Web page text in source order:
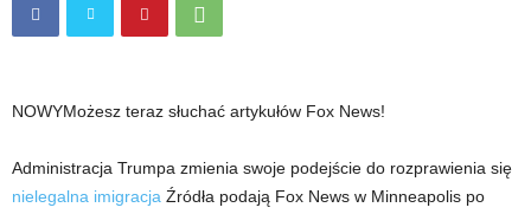
NOWYMożesz teraz słuchać artykułów Fox News!
Administracja Trumpa zmienia swoje podejście do rozprawienia się
nielegalna imigracja Źródła podają Fox News w Minneapolis po